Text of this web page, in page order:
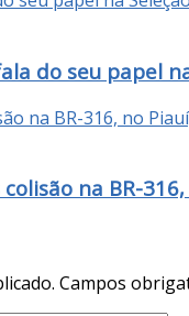
do seu papel
na BR-
Campos